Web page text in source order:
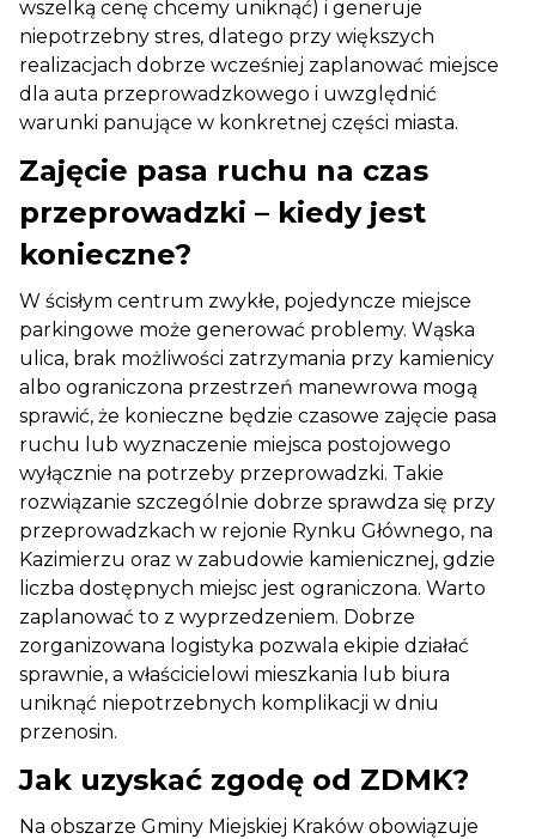
wszelką cenę chcemy uniknąć) i generuje
niepotrzebny stres, dlatego przy większych
realizacjach dobrze wcześniej zaplanować miejsce
dla auta przeprowadzkowego i uwzględnić
warunki panujące w konkretnej części miasta.
Zajęcie pasa ruchu na czas
przeprowadzki – kiedy jest
konieczne?
W ścisłym centrum zwykłe, pojedyncze miejsce
parkingowe może generować problemy. Wąska
ulica, brak możliwości zatrzymania przy kamienicy
albo ograniczona przestrzeń manewrowa mogą
sprawić, że konieczne będzie czasowe zajęcie pasa
ruchu lub wyznaczenie miejsca postojowego
wyłącznie na potrzeby przeprowadzki. Takie
rozwiązanie szczególnie dobrze sprawdza się przy
przeprowadzkach w rejonie Rynku Głównego, na
Kazimierzu oraz w zabudowie kamienicznej, gdzie
liczba dostępnych miejsc jest ograniczona. Warto
zaplanować to z wyprzedzeniem. Dobrze
zorganizowana logistyka pozwala ekipie działać
sprawnie, a właścicielowi mieszkania lub biura
uniknąć niepotrzebnych komplikacji w dniu
przenosin.
Jak uzyskać zgodę od ZDMK?
Na obszarze Gminy Miejskiej Kraków obowiązuje